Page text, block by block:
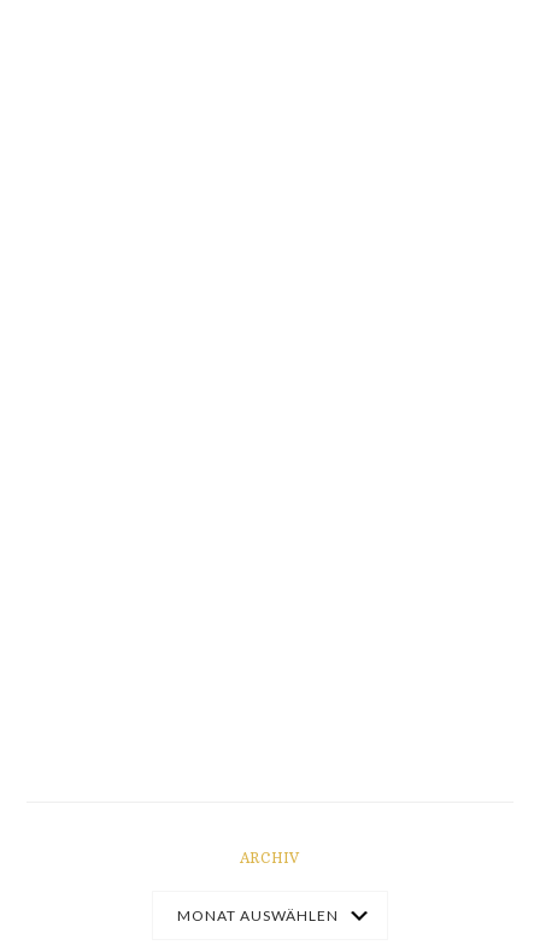
ARCHIV